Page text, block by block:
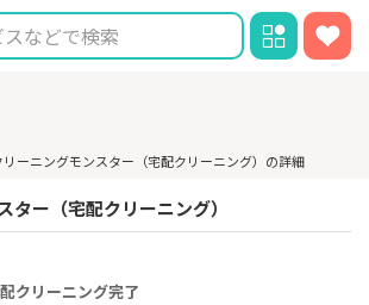
リーニングモンスター（宅配クリーニング）の詳細
ター（宅配クリーニング）
クリーニング完了